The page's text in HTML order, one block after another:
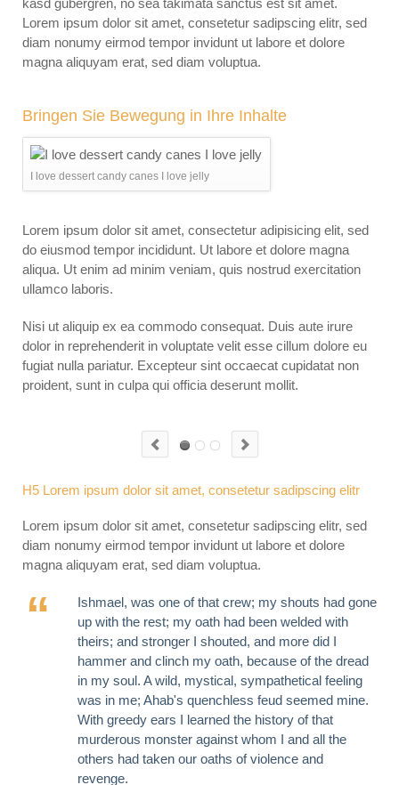
kasd gubergren, no sea takimata sanctus est sit amet.
Lorem ipsum dolor sit amet, consetetur sadipscing elitr, sed
diam nonumy eirmod tempor invidunt ut labore et dolore
magna aliquyam erat, sed diam voluptua.
Bringen Sie Bewegung in Ihre Inhalte
I love dessert candy canes I love jelly
Lorem ipsum dolor sit amet, consectetur adipisicing elit, sed
do eiusmod tempor incididunt. Ut labore et dolore magna
aliqua. Ut enim ad minim veniam, quis nostrud exercitation
ullamco laboris.
Nisi ut aliquip ex ea commodo consequat. Duis aute irure
dolor in reprehenderit in voluptate velit esse cillum dolore eu
fugiat nulla pariatur. Excepteur sint occaecat cupidatat non
proident, sunt in culpa qui officia deserunt mollit.
H5 Lorem ipsum dolor sit amet, consetetur sadipscing elitr
Lorem ipsum dolor sit amet, consetetur sadipscing elitr, sed
diam nonumy eirmod tempor invidunt ut labore et dolore
magna aliquyam erat, sed diam voluptua.
Ishmael, was one of that crew; my shouts had gone
up with the rest; my oath had been welded with
theirs; and stronger I shouted, and more did I
hammer and clinch my oath, because of the dread
in my soul. A wild, mystical, sympathetical feeling
was in me; Ahab's quenchless feud seemed mine.
With greedy ears I learned the history of that
murderous monster against whom I and all the
others had taken our oaths of violence and
revenge.